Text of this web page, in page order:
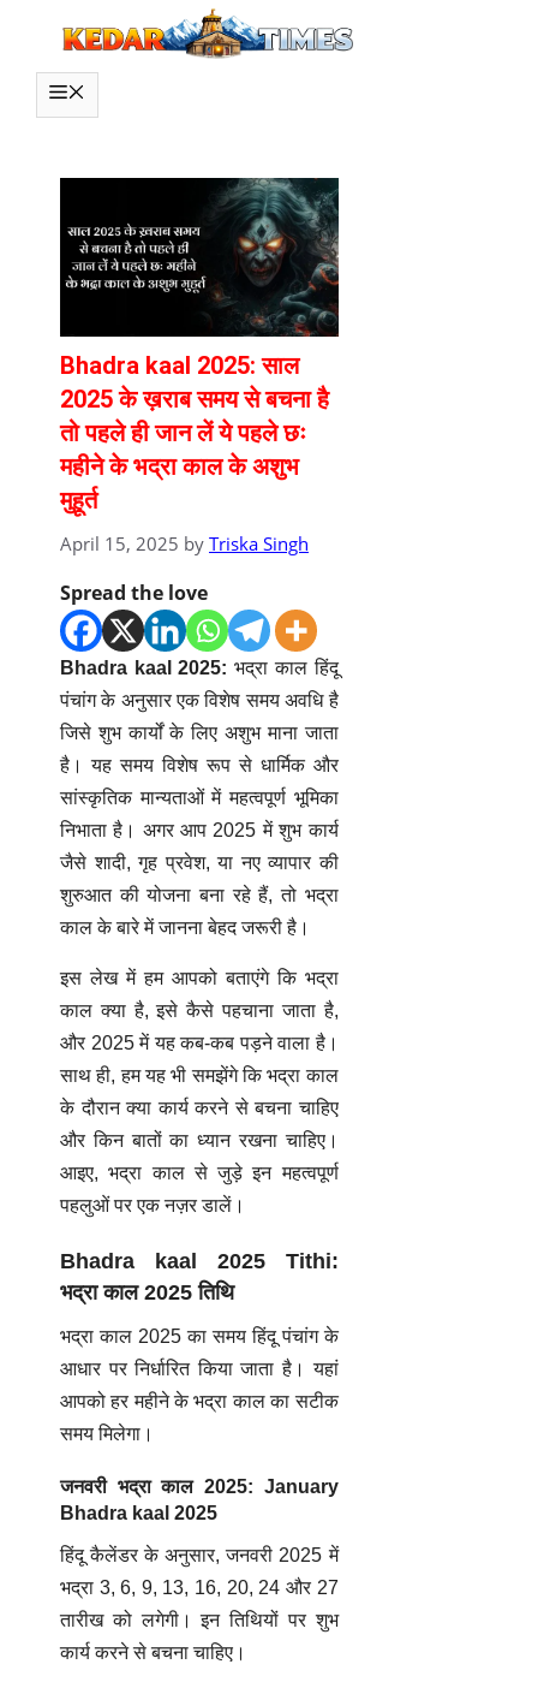
content
Bhadra kaal 2025: साल
2025 के ख़राब समय से बचना है
तो पहले ही जान लें ये पहले छः
महीने के भद्रा काल के अशुभ
मुहूर्त
April 15, 2025 by Triska Singh
Spread the love
Bhadra kaal 2025:भद्रा काल हिंदू
पंचांग के अनुसार एक विशेष समय अवधि है
जिसे शुभ कार्यों के लिए अशुभ माना जाता
है। यह समय विशेष रूप से धार्मिक और
सांस्कृतिक मान्यताओं में महत्वपूर्ण भूमिका
निभाता है। अगर आप 2025 में शुभ कार्य
जैसे शादी, गृह प्रवेश, या नए व्यापार की
शुरुआत की योजना बना रहे हैं, तो भद्रा
काल के बारे में जानना बेहद जरूरी है।
इस लेख में हम आपको बताएंगे कि भद्रा
काल क्या है, इसे कैसे पहचाना जाता है,
और 2025 में यह कब-कब पड़ने वाला है।
साथ ही, हम यह भी समझेंगे कि भद्रा काल
के दौरान क्या कार्य करने से बचना चाहिए
और किन बातों का ध्यान रखना चाहिए।
आइए, भद्रा काल से जुड़े इन महत्वपूर्ण
पहलुओं पर एक नज़र डालें।
Bhadra kaal 2025 Tithi:
भद्रा काल 2025 तिथि
भद्रा काल 2025 का समय हिंदू पंचांग के
आधार पर निर्धारित किया जाता है। यहां
आपको हर महीने के भद्रा काल का सटीक
समय मिलेगा।
जनवरी भद्रा काल 2025: January
Bhadra kaal 2025
हिंदू कैलेंडर के अनुसार, जनवरी 2025 में
भद्रा 3, 6, 9, 13, 16, 20, 24 और 27
तारीख को लगेगी। इन तिथियों पर शुभ
कार्य करने से बचना चाहिए।